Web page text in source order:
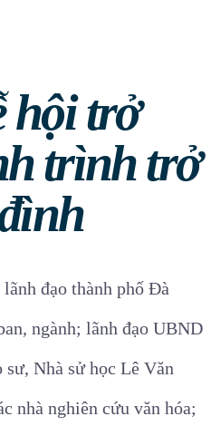
hội trở
trình trở
đạo thành phố Đà
ngành; lãnh đạo UBND
Nhà sử học Lê Văn
nhà nghiên cứu văn hóa;